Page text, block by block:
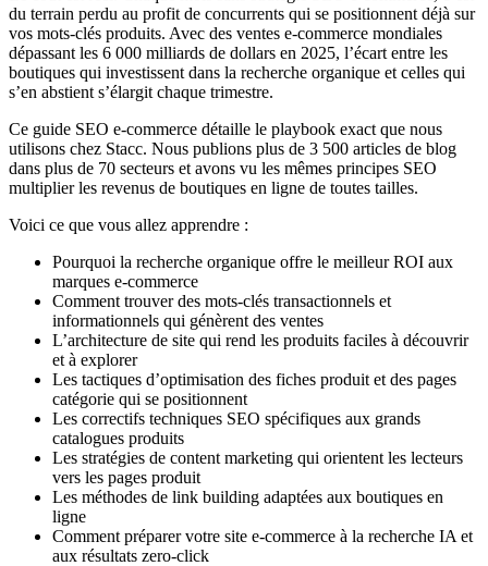
du terrain perdu au profit de concurrents qui se positionnent déjà sur
vos mots-clés produits. Avec des ventes e-commerce mondiales
dépassant les 6 000 milliards de dollars en 2025, l’écart entre les
boutiques qui investissent dans la recherche organique et celles qui
s’en abstient s’élargit chaque trimestre.
Ce guide SEO e-commerce détaille le playbook exact que nous
utilisons chez Stacc. Nous publions plus de 3 500 articles de blog
dans plus de 70 secteurs et avons vu les mêmes principes SEO
multiplier les revenus de boutiques en ligne de toutes tailles.
Voici ce que vous allez apprendre :
Pourquoi la recherche organique offre le meilleur ROI aux
marques e-commerce
Comment trouver des mots-clés transactionnels et
informationnels qui génèrent des ventes
L’architecture de site qui rend les produits faciles à découvrir
et à explorer
Les tactiques d’optimisation des fiches produit et des pages
catégorie qui se positionnent
Les correctifs techniques SEO spécifiques aux grands
catalogues produits
Les stratégies de content marketing qui orientent les lecteurs
vers les pages produit
Les méthodes de link building adaptées aux boutiques en
ligne
Comment préparer votre site e-commerce à la recherche IA et
aux résultats zero-click